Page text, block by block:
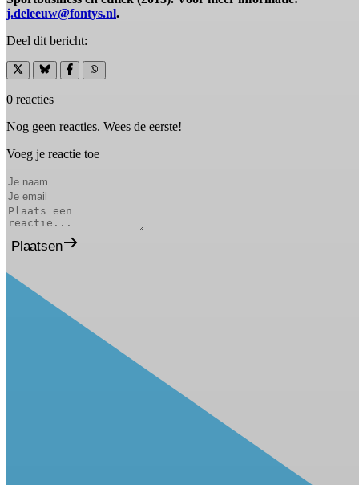
j.deleeuw@fontys.nl.
Deel dit bericht:
0 reacties
Nog geen reacties. Wees de eerste!
Voeg je reactie toe
Plaatsen